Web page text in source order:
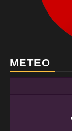
METEO